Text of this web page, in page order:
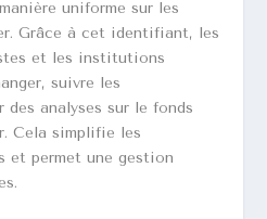
uniforme sur les
Grâce à cet identifiant, les
et les institutions
suivre les
des analyses sur le fonds
Cela simplifie les
et permet une gestion